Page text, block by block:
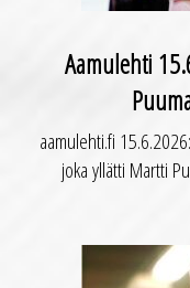
Aamulehti
aamulehti.fi
joka yllätti Martti